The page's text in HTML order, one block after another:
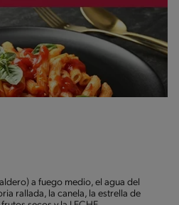
a fuego medio, el agua del
rallada, la canela, la estrella de